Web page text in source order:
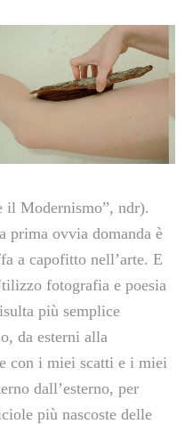
il Modernismo”, ndr).
prima ovvia domanda è
a capofitto nell’arte. E
fotografia e poesia
più semplice
da esterni alla
con i miei scatti e i miei
dall’esterno, per
più nascoste delle